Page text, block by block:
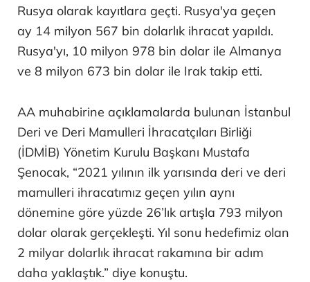
Rusya olarak kayıtlara geçti. Rusya'ya geçen
ay 14 milyon 567 bin dolarlık ihracat yapıldı.
Rusya'yı, 10 milyon 978 bin dolar ile Almanya
ve 8 milyon 673 bin dolar ile Irak takip etti.
AA muhabirine açıklamalarda bulunan İstanbul
Deri ve Deri Mamulleri İhracatçıları Birliği
(İDMİB) Yönetim Kurulu Başkanı Mustafa
Şenocak, “2021 yılının ilk yarısında deri ve deri
mamulleri ihracatımız geçen yılın aynı
dönemine göre yüzde 26’lık artışla 793 milyon
dolar olarak gerçekleşti. Yıl sonu hedefimiz olan
2 milyar dolarlık ihracat rakamına bir adım
daha yaklaştık.” diye konuştu.